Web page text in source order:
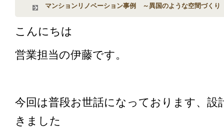
マンションリノベーション事例 ～異国のような空間づくり
こんにちは
営業担当の伊藤です。
今回は普段お世話になっております、設
きました